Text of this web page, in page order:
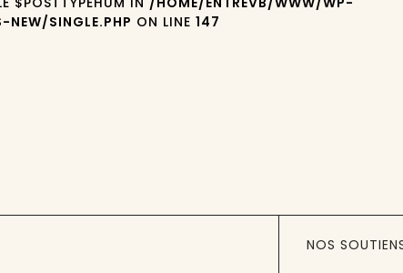
NEW/SINGLE.PHP ON LINE147
NOS